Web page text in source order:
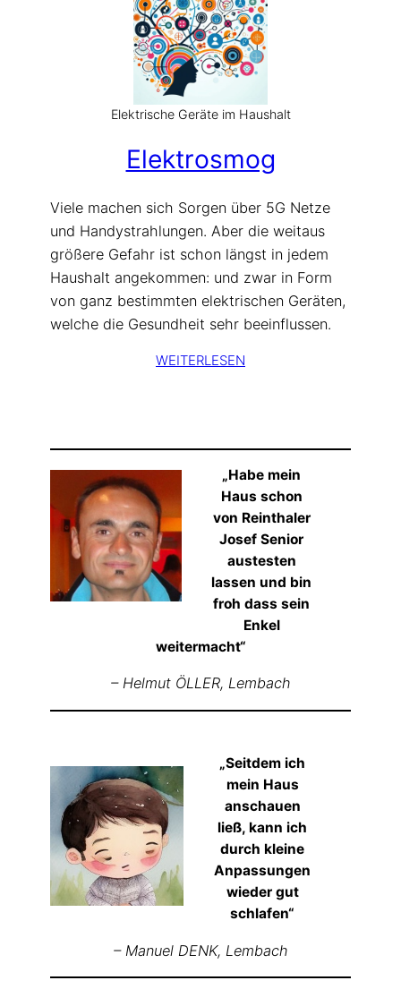
Elektrische Geräte im Haushalt
Elektrosmog
Viele machen sich Sorgen über 5G Netze
und Handystrahlungen. Aber die weitaus
größere Gefahr ist schon längst in jedem
Haushalt angekommen: und zwar in Form
von ganz bestimmten elektrischen Geräten,
welche die Gesundheit sehr beeinflussen.
WEITERLESEN
„Habe mein
Haus schon
von Reinthaler
Josef Senior
austesten
lassen und bin
froh dass sein
Enkel
weitermacht“
– Helmut ÖLLER, Lembach
„Seitdem ich
mein Haus
anschauen
ließ, kann ich
durch kleine
Anpassungen
wieder gut
schlafen“
– Manuel DENK, Lembach